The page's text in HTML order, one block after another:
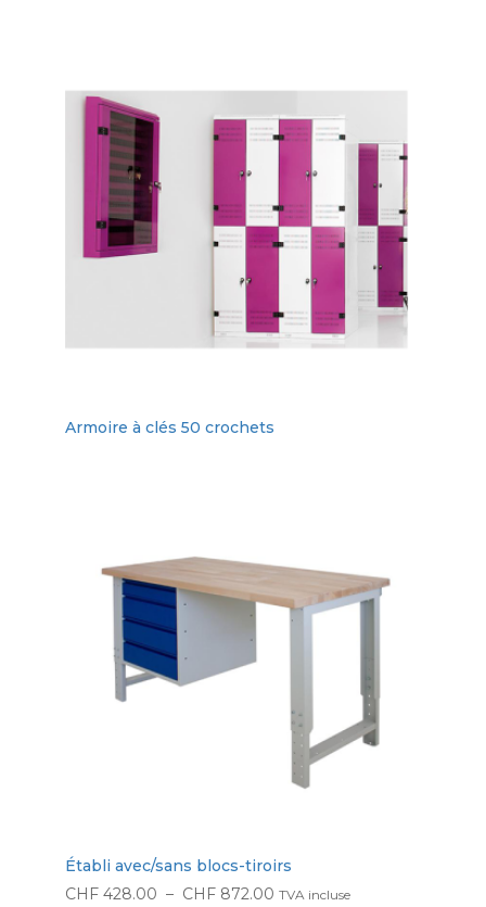
Armoire à clés 50 crochets
Établi avec/sans blocs-tiroirs
CHF428.00 – CHF872.00Plage
TVA incluse